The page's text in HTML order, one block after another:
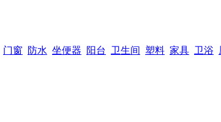
门窗 防水 坐便器 阳台 卫生间 塑料 家具 卫浴